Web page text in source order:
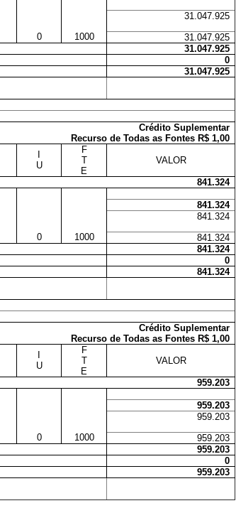
31.047.925
0 1000
31.047.925
31.047.925
0
31.047.925
Crédito Suplementar
Recurso de Todas as Fontes R$ 1,00
U
F
T
E
VALOR
841.324
841.324
841.324
0 1000
841.324
841.324
0
841.324
Crédito Suplementar
Recurso de Todas as Fontes R$ 1,00
U
F
T
E
VALOR
959.203
959.203
959.203
0 1000
959.203
959.203
0
959.203